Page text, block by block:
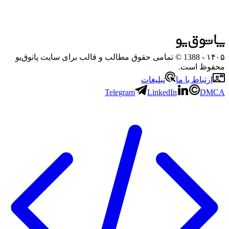
۱۴۰۵
- 1388 © تمامی حقوق مطالب و قالب برای سایت پاتوق‌یو
محفوظ است.
ارتباط با ما
تبلیغات
Telegram
LinkedIn DMCA